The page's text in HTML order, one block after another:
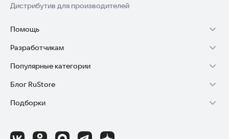
Дистрибутив для производителей
Помощь
Установка RuStore на TV
Установка RuStore на телефон
Установка RuStore в машину
Помощь пользователям RuStore
Разработчикам
Зарабатывать с RuStore
Стать разработчиком
Доступ к RuStore Консоль
Популярные категории
Игры для Android
Приложения банков
Блог RuStore
Обзоры игр для Android 2025
Подборки